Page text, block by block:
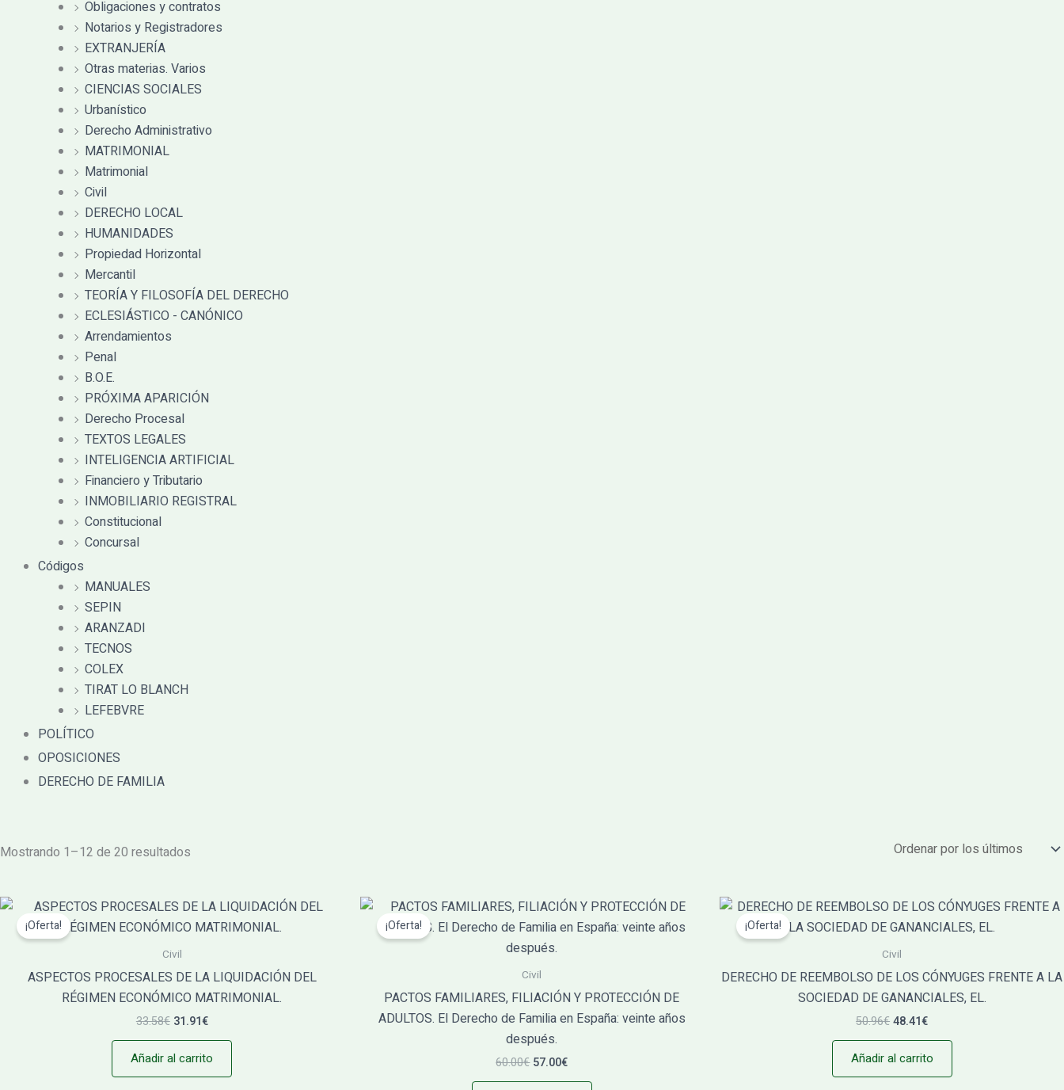
Obligaciones y contratos
Notarios y Registradores
EXTRANJERÍA
Otras materias. Varios
CIENCIAS SOCIALES
Urbanístico
Derecho Administrativo
MATRIMONIAL
Matrimonial
Civil
DERECHO LOCAL
HUMANIDADES
Propiedad Horizontal
Mercantil
TEORÍA Y FILOSOFÍA DEL DERECHO
ECLESIÁSTICO - CANÓNICO
Arrendamientos
Penal
B.O.E.
PRÓXIMA APARICIÓN
Derecho Procesal
TEXTOS LEGALES
INTELIGENCIA ARTIFICIAL
Financiero y Tributario
INMOBILIARIO REGISTRAL
Constitucional
Concursal
Códigos
MANUALES
SEPIN
ARANZADI
TECNOS
COLEX
TIRAT LO BLANCH
LEFEBVRE
POLÍTICO
OPOSICIONES
DERECHO DE FAMILIA
Mostrando 1–12 de 20 resultados
¡Oferta!
Civil
ASPECTOS PROCESALES DE LA LIQUIDACIÓN DEL
RÉGIMEN ECONÓMICO MATRIMONIAL.
33.58€
El
original
33.58€.
31.91€
El
precio
actual
Añadir al carrito
¡Oferta!
Civil
PACTOS FAMILIARES, FILIACIÓN Y PROTECCIÓN DE
ADULTOS. El Derecho de Familia en España: veinte años
después.
60.00€
El
original
era:
57.00€
El
actual
¡Oferta!
Civil
DERECHO DE REEMBOLSO DE LOS CÓNYUGES FRENTE A LA
SOCIEDAD DE GANANCIALES, EL.
50.96€
El
original
50.96€.
48.41€
El
actual
Añadir al carrito